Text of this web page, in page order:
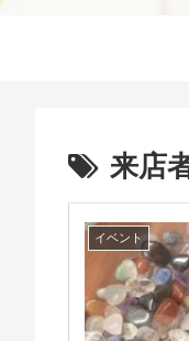
来店
イベント